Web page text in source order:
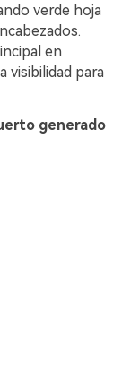
verde hoja
en
visibilidad para
generado